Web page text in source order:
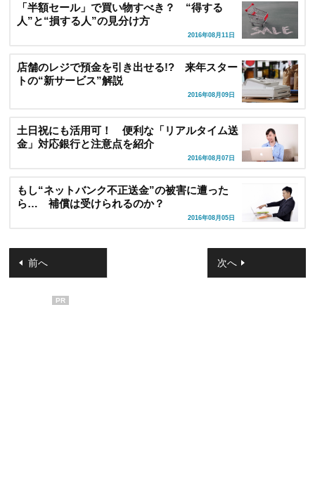
「半額セール」で買い物すべき？ “得する
人”と“損する人”の見分け方
2016年08月11日
店舗のレジで預金を引き出せる!? 来年スター
トの“新サービス”解説
2016年08月09日
土日祝にも活用可！ 便利な「リアルタイム送
金」対応銀行と注意点を紹介
2016年08月07日
もし“ネットバンク不正送金”の被害に遭った
ら… 補償は受けられるのか？
2016年08月05日
前へ 次へ
PR